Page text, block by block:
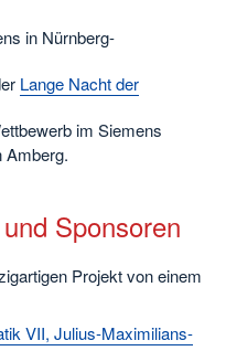
in Nürnberg-
Lange Nacht der
im Siemens
Amberg.
Sponsoren
Projekt von einem
VII, Julius-Maximilians-